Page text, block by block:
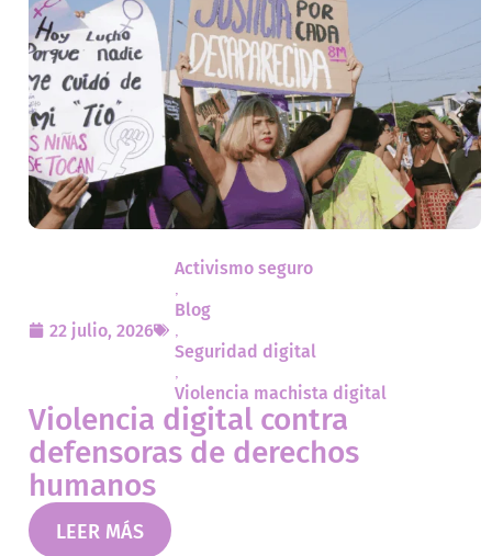
22 julio, 2026
Activismo seguro
Blog
Seguridad digital
Violencia machista digital
Violencia digital contra
defensoras de derechos
humanos
LEER MÁS